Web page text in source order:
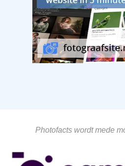
Photofacts wordt mede